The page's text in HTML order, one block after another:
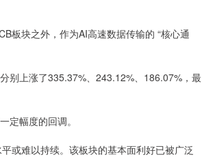
板块之外，作为AI高速数据传输的 “核心通
别上涨了335.37%、243.12%、186.07%，最
定幅度的回调。
或难以持续。该板块的基本面利好已被广泛